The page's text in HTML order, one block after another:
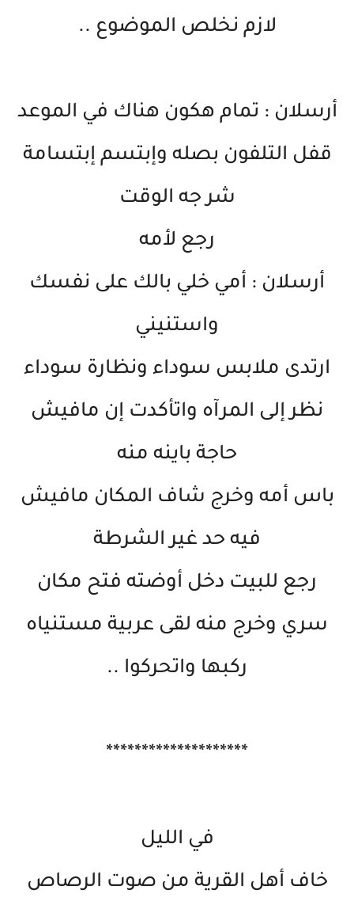
لازم نخلص الموضوع ..
أرسلان : تمام هكون هناك في الموعد
قفل التلفون بصله وإبتسم إبتسامة
شر جه الوقت
رجع لأمه
أرسلان : أمي خلي بالك على نفسك
واستنيني
ارتدى ملابس سوداء ونظارة سوداء
نظر إلى المرآه واتأكدت إن مافيش
حاجة باينه منه
باس أمه وخرج شاف المكان مافيش
فيه حد غير الشرطة
رجع للبيت دخل أوضته فتح مكان
سري وخرج منه لقى عربية مستنياه
ركبها واتحركوا ..
********************
في الليل
خاف أهل القرية من صوت الرصاص